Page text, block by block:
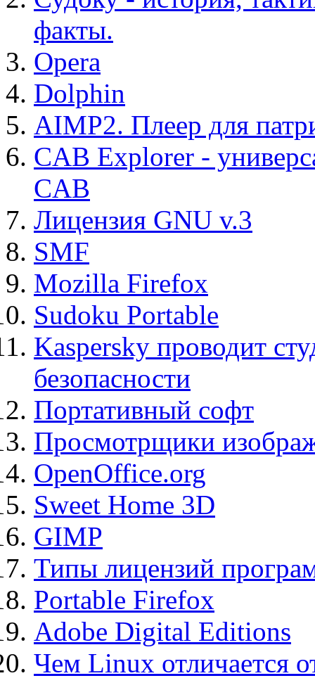
факты.
Opera
Dolphin
AIMP2. Плеер для
CAB Explorer -
CAB
Лицензия GNU v.3
SMF
Mozilla Firefox
Sudoku Portable
Kaspersky проводит
безопасности
Портативный софт
Просмотрщики
OpenOffice.org
Sweet Home 3D
GIMP
Типы лицензий
Portable Firefox
Adobe Digital Editions
Чем Linux отличается